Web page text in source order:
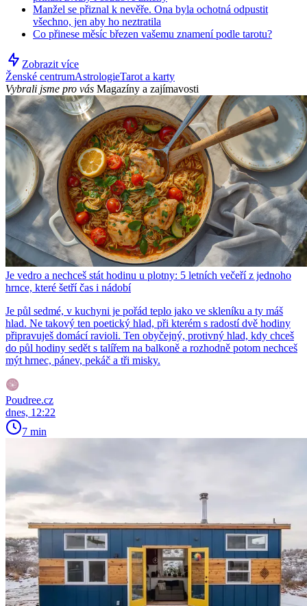
Manžel se přiznal k nevěře. Ona byla ochotná odpustit
všechno, jen aby ho neztratila
Co přinese měsíc březen vašemu znamení podle tarotu?
Zobrazit více
Ženské centrumAstrologieTarot a karty
Vybrali jsme pro vás Magazíny a zajímavosti
Je vedro a nechceš stát hodinu u plotny: 5 letních večeří z jednoho
hrnce, které šetří čas i nádobí
Je půl sedmé, v kuchyni je pořád teplo jako ve skleníku a ty máš
hlad. Ne takový ten poetický hlad, při kterém s radostí dvě hodiny
připravuješ domácí ravioli. Ten obyčejný, protivný hlad, kdy chceš
do půl hodiny sedět s talířem na balkoně a rozhodně potom nechceš
mýt hrnec, pánev, pekáč a tři misky.
Poudree.cz
dnes, 12:22
7 min